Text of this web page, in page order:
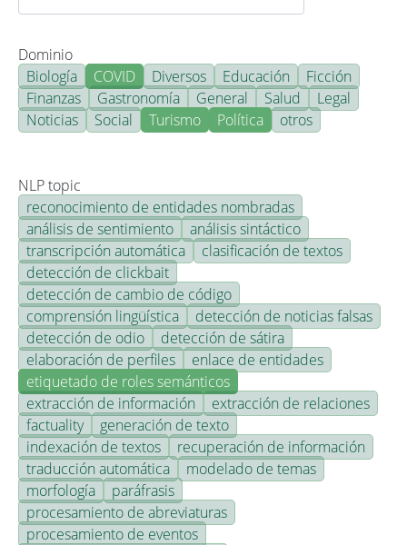
Dominio
Biología
COVID Diversos Educación
Ficción
Finanzas
Gastronomía General Salud
Legal
Noticias
Social Turismo Política otros
NLP topic
reconocimiento de entidades nombradas
análisis de sentimiento
análisis sintáctico
transcripción automática
clasificación de textos
detección de clickbait
detección de cambio de código
comprensión lingüística
detección de noticias falsas
detección de odio
detección de sátira
elaboración de perfiles
enlace de entidades
etiquetado de roles semánticos
extracción de información
extracción de relaciones
factuality
generación de texto
indexación de textos
recuperación de información
traducción automática
modelado de temas
morfología
paráfrasis
procesamiento de abreviaturas
procesamiento de eventos